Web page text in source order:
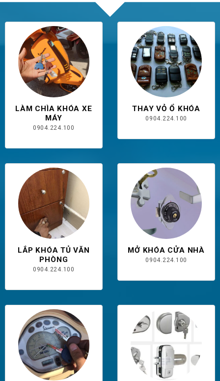
LÀM CHÌA KHÓA XE
MÁY
0904.224.100
THAY VỎ Ổ KHÓA
0904.224.100
LẮP KHÓA TỦ VĂN
PHÒNG
0904.224.100
MỞ KHÓA CỬA NHÀ
0904.224.100